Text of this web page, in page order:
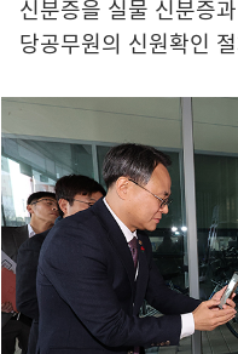
신분증을 실물 신분증
당공무원의 신원확인